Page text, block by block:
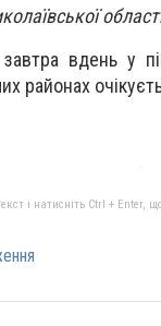
вдень у
районах
і натисніть Ctrl + Enter,